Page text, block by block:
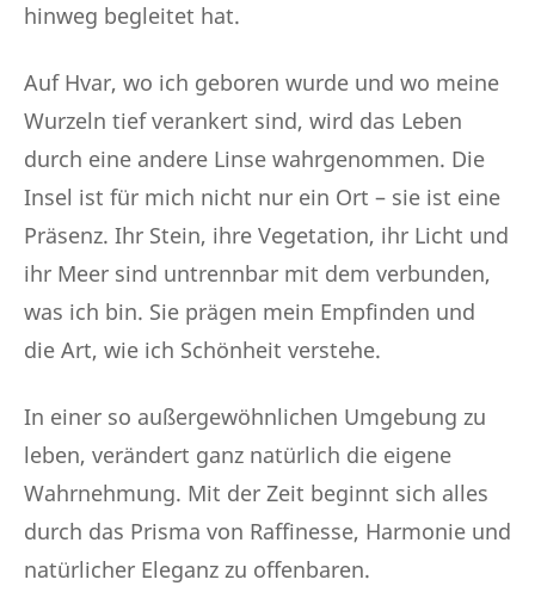
hinweg begleitet hat.
Auf Hvar, wo ich geboren wurde und wo meine
Wurzeln tief verankert sind, wird das Leben
durch eine andere Linse wahrgenommen. Die
Insel ist für mich nicht nur ein Ort – sie ist eine
Präsenz. Ihr Stein, ihre Vegetation, ihr Licht und
ihr Meer sind untrennbar mit dem verbunden,
was ich bin. Sie prägen mein Empfinden und
die Art, wie ich Schönheit verstehe.
In einer so außergewöhnlichen Umgebung zu
leben, verändert ganz natürlich die eigene
Wahrnehmung. Mit der Zeit beginnt sich alles
durch das Prisma von Raffinesse, Harmonie und
natürlicher Eleganz zu offenbaren.